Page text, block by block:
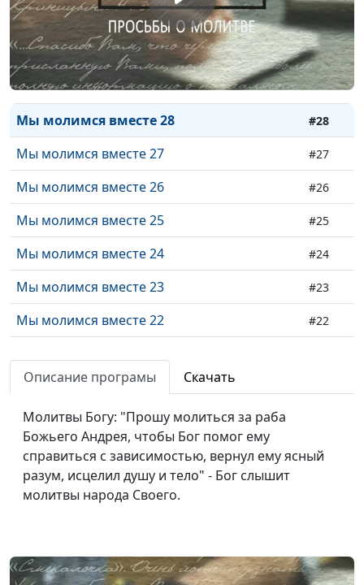
Мы молимся вместе 31
Мы молимся вместе 30 #30
Мы молимся вместе 29 #29
Мы молимся вместе 28 #28
Мы молимся вместе 27 #27
Мы молимся вместе 26 #26
Мы молимся вместе 25 #25
Мы молимся вместе 24 #24
Мы молимся вместе 23 #23
Мы молимся вместе 22 #22
Мы молимся вместе 20
Мы молимся вместе 19
Мы молимся вместе 18 #18
Мы молимся вместе 17
Мы молимся вместе 15 #15
Описание програмы Скачать
Молитвы Богу: "Прошу молиться за раба
Божьего Андрея, чтобы Бог помог ему
справиться с зависимостью, вернул ему ясный
разум, исцелил душу и тело" - Бог слышит
молитвы народа Своего.